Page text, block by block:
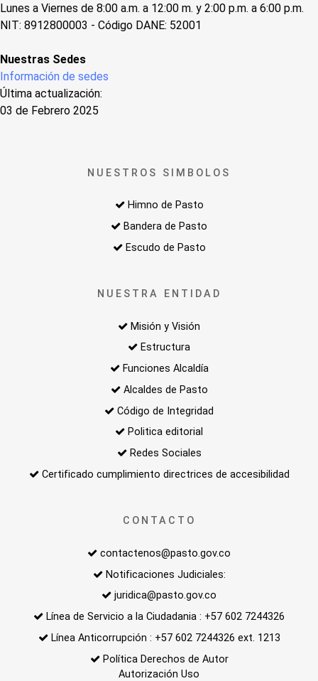
Lunes a Viernes de 8:00 a.m. a 12:00 m. y 2:00 p.m. a 6:00 p.m.
NIT: 8912800003 - Código DANE: 52001
Nuestras Sedes
Información de sedes
Última actualización:
03 de Febrero 2025
NUESTROS SIMBOLOS
Himno de Pasto
Bandera de Pasto
Escudo de Pasto
NUESTRA ENTIDAD
Misión y Visión
Estructura
Funciones Alcaldía
Alcaldes de Pasto
Código de Integridad
Politica editorial
Redes Sociales
Certificado cumplimiento directrices de accesibilidad
CONTACTO
contactenos@pasto.gov.co
Notificaciones Judiciales:
juridica@pasto.gov.co
Línea de Servicio a la Ciudadania : +57 602 7244326
Línea Anticorrupción : +57 602 7244326 ext. 1213
Política Derechos de Autor
Autorización Uso